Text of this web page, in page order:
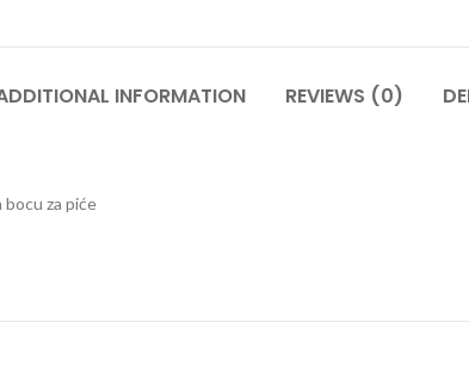
INFORMATION REVIEWS (0)
bocu za piće